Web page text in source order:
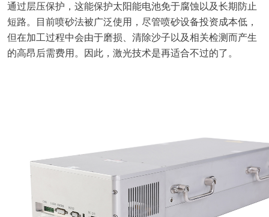
通过层压保护，这能保护太阳能电池免于腐蚀以及长期防止
短路。目前喷砂法被广泛使用，尽管喷砂设备投资成本低，
但在加工过程中会由于磨损、清除沙子以及相关检测而产生
的高昂后需费用。因此，激光技术是再适合不过的了。